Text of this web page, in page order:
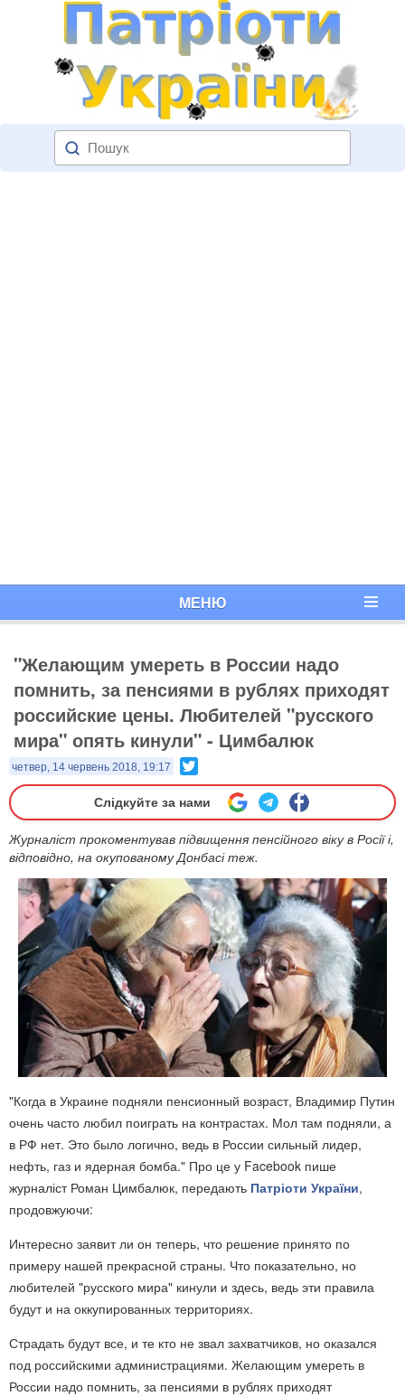
МЕНЮ
"Желающим умереть в России надо
помнить, за пенсиями в рублях приходят
российские цены. Любителей "русского
мира" опять кинули" - Цимбалюк
четвер, 14 червень 2018, 19:17
Слідкуйте за нами
Журналіст прокоментував підвищення пенсійного віку в Росії і,
відповідно, на окупованому Донбасі теж.
"Когда в Украине подняли пенсионный возраст, Владимир Путин
очень часто любил поиграть на контрастах. Мол там подняли, а
в РФ нет. Это было логично, ведь в России сильный лидер,
нефть, газ и ядерная бомба." Про це у Facebook пише
журналіст Роман Цимбалюк, передають Патріоти України,
продовжуючи:
Интересно заявит ли он теперь, что решение принято по
примеру нашей прекрасной страны. Что показательно, но
любителей "русского мира" кинули и здесь, ведь эти правила
будут и на оккупированных территориях.
Страдать будут все, и те кто не звал захватчиков, но оказался
под российскими администрациями. Желающим умереть в
России надо помнить, за пенсиями в рублях приходят